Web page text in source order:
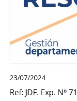
23/07/2024
Ref: JDF. Exp. Nº